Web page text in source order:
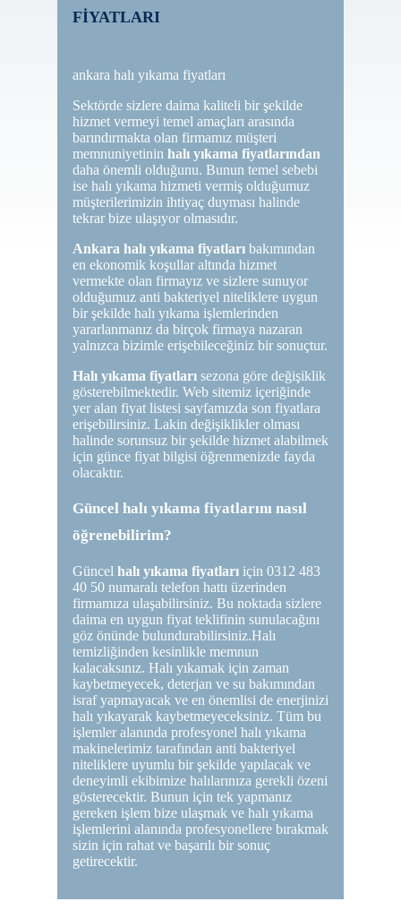
FİYATLARI
ankara halı yıkama fiyatları
Sektörde sizlere daima kaliteli bir şekilde
hizmet vermeyi temel amaçları arasında
barındırmakta olan firmamız müşteri
memnuniyetinin halı yıkama fiyatlarından
daha önemli olduğunu. Bunun temel sebebi
ise halı yıkama hizmeti vermiş olduğumuz
müşterilerimizin ihtiyaç duyması halinde
tekrar bize ulaşıyor olmasıdır.
Ankara halı yıkama fiyatları bakımından
en ekonomik koşullar altında hizmet
vermekte olan firmayız ve sizlere sunuyor
olduğumuz anti bakteriyel niteliklere uygun
bir şekilde halı yıkama işlemlerinden
yararlanmanız da birçok firmaya nazaran
yalnızca bizimle erişebileceğiniz bir sonuçtur.
Halı yıkama fiyatları sezona göre değişiklik
gösterebilmektedir. Web sitemiz içeriğinde
yer alan fiyat listesi sayfamızda son fiyatlara
erişebilirsiniz. Lakin değişiklikler olması
halinde sorunsuz bir şekilde hizmet alabilmek
için günce fiyat bilgisi öğrenmenizde fayda
olacaktır.
Güncel halı yıkama fiyatlarını nasıl
öğrenebilirim?
Güncel halı yıkama fiyatları için 0312 483
40 50 numaralı telefon hattı üzerinden
firmamıza ulaşabilirsiniz. Bu noktada sizlere
daima en uygun fiyat teklifinin sunulacağını
göz önünde bulundurabilirsiniz.Halı
temizliğinden kesinlikle memnun
kalacaksınız. Halı yıkamak için zaman
kaybetmeyecek, deterjan ve su bakımından
israf yapmayacak ve en önemlisi de enerjinizi
halı yıkayarak kaybetmeyeceksiniz. Tüm bu
işlemler alanında profesyonel halı yıkama
makinelerimiz tarafından anti bakteriyel
niteliklere uyumlu bir şekilde yapılacak ve
deneyimli ekibimize halılarınıza gerekli özeni
gösterecektir. Bunun için tek yapmanız
gereken işlem bize ulaşmak ve halı yıkama
işlemlerini alanında profesyonellere bırakmak
sizin için rahat ve başarılı bir sonuç
getirecektir.